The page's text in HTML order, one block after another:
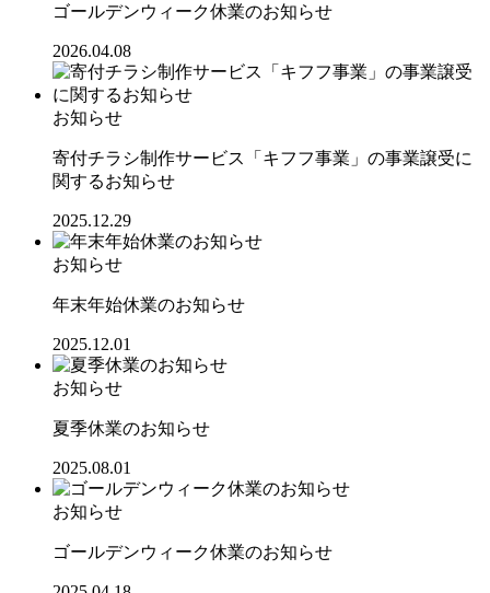
ゴールデンウィーク休業のお知らせ
2026.04.08
お知らせ
寄付チラシ制作サービス「キフフ事業」の事業譲受に
関するお知らせ
2025.12.29
お知らせ
年末年始休業のお知らせ
2025.12.01
お知らせ
夏季休業のお知らせ
2025.08.01
お知らせ
ゴールデンウィーク休業のお知らせ